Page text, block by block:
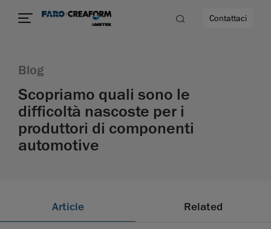
Contattaci
Blog
Scopriamo quali sono le
difficoltà nascoste per i
produttori di componenti
automotive
Article Related